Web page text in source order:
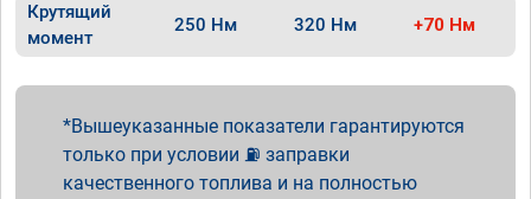
Крутящий
момент
250 Нм 320 Нм +70 Нм
Вышеуказанные показатели гарантируются
только при условии ⛽ заправки
качественного топлива и на полностью